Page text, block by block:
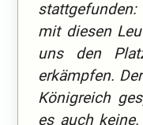
mit diesen
uns den
erkämpfen.
Königreich
es auch